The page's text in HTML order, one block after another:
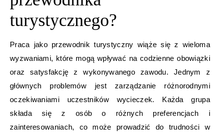
turystycznego?
Praca jako przewodnik turystyczny wiąże się z wieloma
wyzwaniami, które mogą wpływać na codzienne obowiązki
oraz satysfakcję z wykonywanego zawodu. Jednym z
głównych problemów jest zarządzanie różnorodnymi
oczekiwaniami uczestników wycieczek. Każda grupa
składa się z osób o różnych preferencjach i
zainteresowaniach, co może prowadzić do trudności w